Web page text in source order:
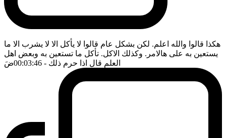
هكذا قالوا والله اعلم. لكن بشكل عام قالوا لا يأكل الا لا يشرب الا ما
يستعين به على هالامر. وكذلك الاكل. تأكل ما تستعين به وبعض اهل
العلم قال اذا حرم ذلك - 00:03:46 ضَ